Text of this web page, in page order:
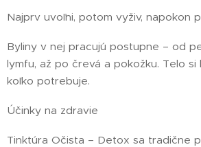
Najprv uvoľni, potom vyživ, napokon
Byliny v nej pracujú postupne – od
lymfu, až po črevá a pokožku. Telo
koľko potrebuje.
Účinky na zdravie
Tinktúra Očista – Detox sa tradične